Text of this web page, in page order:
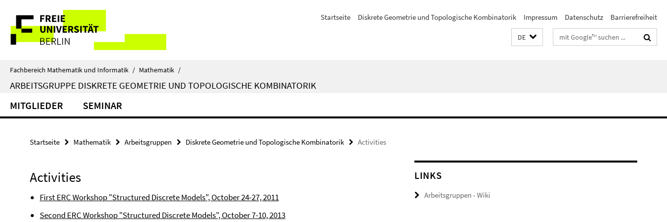
direkt
Inhalt
Service-
Navigation
Startseite Diskrete Geometrie und Topologische Kombinatorik Impressum Datenschutz Barrierefreiheit
DE Suchbegriffe
Fachbereich Mathematik und Informatik / Mathematik /
ARBEITSGRUPPE DISKRETE GEOMETRIE UND TOPOLOGISCHE KOMBINATORIK
MITGLIEDER SEMINAR
Startseite Mathematik Arbeitsgruppen Diskrete Geometrie und Topologische Kombinatorik Activities
Activities
First ERC Workshop "Structured Discrete Models", October 24-27, 2011
Second ERC Workshop "Structured Discrete Models", October 7-10, 2013
LINKS
Arbeitsgruppen - Wiki